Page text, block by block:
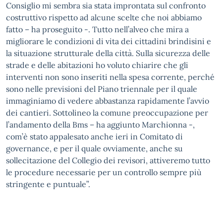
Consiglio mi sembra sia stata improntata sul confronto
costruttivo rispetto ad alcune scelte che noi abbiamo
fatto – ha proseguito -. Tutto nell’alveo che mira a
migliorare le condizioni di vita dei cittadini brindisini e
la situazione strutturale della città. Sulla sicurezza delle
strade e delle abitazioni ho voluto chiarire che gli
interventi non sono inseriti nella spesa corrente, perché
sono nelle previsioni del Piano triennale per il quale
immaginiamo di vedere abbastanza rapidamente l’avvio
dei cantieri. Sottolineo la comune preoccupazione per
l’andamento della Bms – ha aggiunto Marchionna -,
com’è stato appalesato anche ieri in Comitato di
governance, e per il quale ovviamente, anche su
sollecitazione del Collegio dei revisori, attiveremo tutto
le procedure necessarie per un controllo sempre più
stringente e puntuale”.